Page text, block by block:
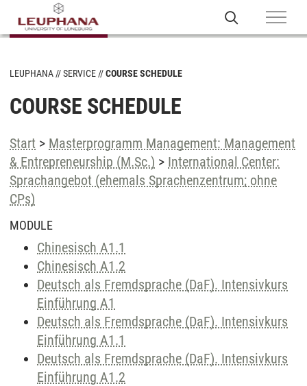
LEUPHANA SERVICE COURSE SCHEDULE
COURSE SCHEDULE
Start > Masterprogramm Management: Management
& Entrepreneurship (M.Sc.) > International Center:
Sprachangebot (ehemals Sprachenzentrum; ohne
CPs)
MODULE
Chinesisch A1.1
Chinesisch A1.2
Deutsch als Fremdsprache (DaF). Intensivkurs
Einführung A1
Deutsch als Fremdsprache (DaF). Intensivkurs
Einführung A1.1
Deutsch als Fremdsprache (DaF). Intensivkurs
Einführung A1.2